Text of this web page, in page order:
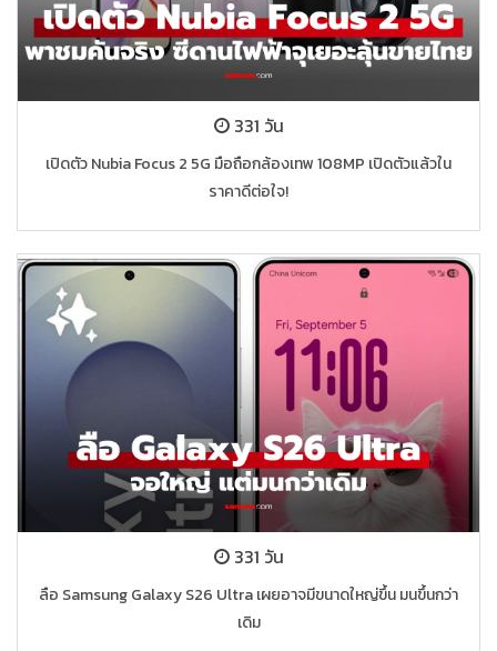
331 วัน
เปิดตัว Nubia Focus 2 5G มือถือกล้องเทพ 108MP เปิดตัวแล้วใน
ราคาดีต่อใจ!
331 วัน
ลือ Samsung Galaxy S26 Ultra เผยอาจมีขนาดใหญ่ขึ้น มนขึ้นกว่า
เดิม